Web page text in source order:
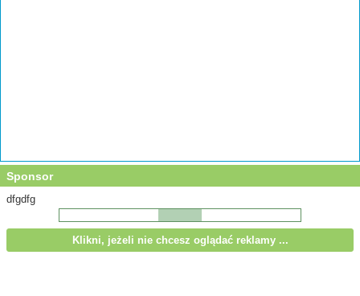
Sponsor
dfgdfg
Klikni, jeżeli nie chcesz oglądać reklamy ...